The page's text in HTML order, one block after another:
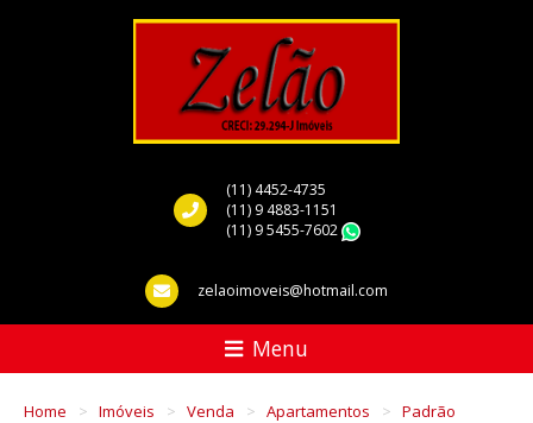
(11) 4452-4735
(11) 9 4883-1151
(11) 9 5455-7602
zelaoimoveis@hotmail.com
Menu
Home Imóveis Venda Apartamentos Padrão